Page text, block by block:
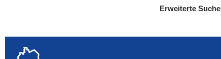
Erweiterte Suche